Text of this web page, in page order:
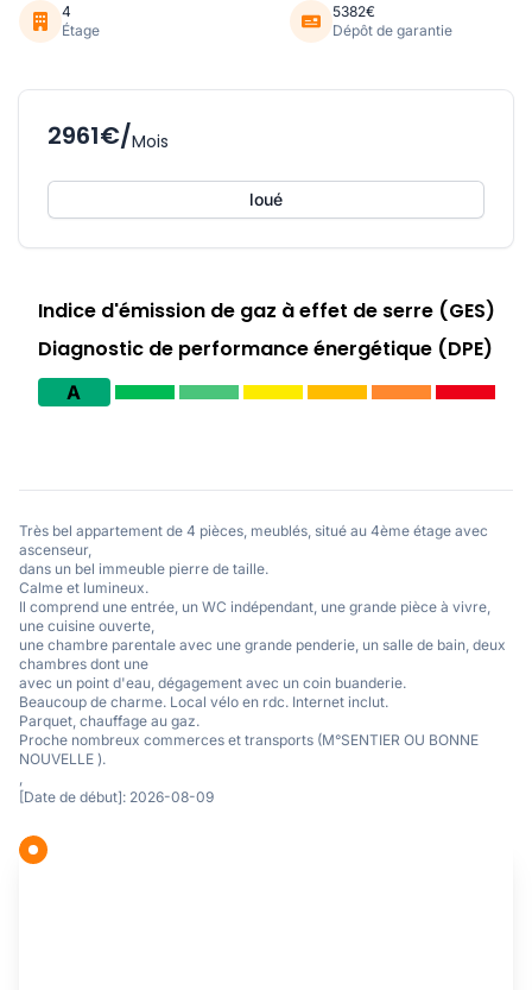
4
Étage
5382€
Dépôt de garantie
2961€/Mois
loué
Indice d'émission de gaz à effet de serre (GES)
Diagnostic de performance énergétique (DPE)
A
Très bel appartement de 4 pièces, meublés, situé au 4ème étage avec
ascenseur,
dans un bel immeuble pierre de taille.
Calme et lumineux.
Il comprend une entrée, un WC indépendant, une grande pièce à vivre,
une cuisine ouverte,
une chambre parentale avec une grande penderie, un salle de bain, deux
chambres dont une
avec un point d'eau, dégagement avec un coin buanderie.
Beaucoup de charme. Local vélo en rdc. Internet inclut.
Parquet, chauffage au gaz.
Proche nombreux commerces et transports (M°SENTIER OU BONNE
NOUVELLE ).
[Date de début]: 2026-08-09